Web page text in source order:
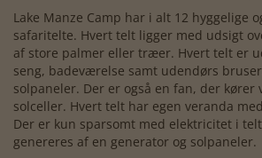
Lake Manze Camp har i alt 12 hyggelige
safaritelte. Hvert telt ligger med udsigt
af store palmer eller træer. Hvert telt er
seng, badeværelse samt udendørs
solpaneler. Der er også en fan, der
solceller. Hvert telt har egen veranda
Der er kun sparsomt med elektricitet i
genereres af en generator og solpaneler.